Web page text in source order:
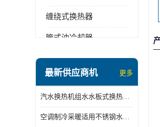
缠绕式换热器
管式油冷却器
盘管换热
变频供水机组
汽水混合加热器
最新供应商机 更多
汽水换热机组水水板式换热机组板式热交换机组厂家专业定制
空调制冷采暖适用不锈钢水水汽水板式换热器